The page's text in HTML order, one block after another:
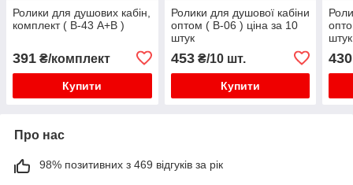
Ролики для душових кабін,
комплект ( В-43 А+В )
391 ₴/комплект
Купити
Ролики для душової кабіни
оптом ( В-06 ) ціна за 10
штук
453₴/10 шт.
Купити
штук
430
Про нас
98% позитивних з 469 відгуків за рік